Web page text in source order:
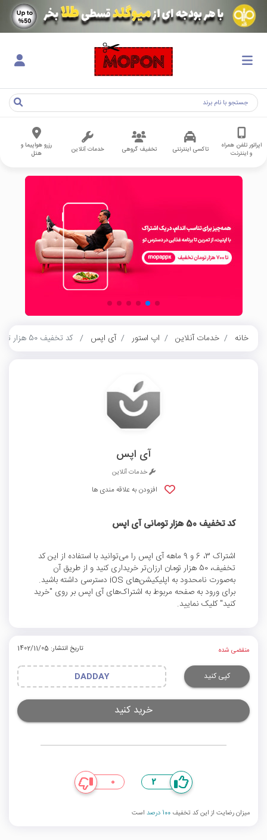
اپراتور تلفن همراه
و اینترنت
تاکسی اینترنتی تخفیف گروهی خدمات آنلاین
رزرو هواپیما و
هتل
خانه خدمات آنلاین اپ استور آی اپس کد تخفیف 50 هزار تومانی آی اپس
آی اپس
خدمات آنلاین
افزودن به علاقه مندی ها
کد تخفیف 50 هزار تومانی آی اپس
اشتراک 3، 6 و 9 ماهه آی اپس را می‌توانید با استفاده از این کد
تخفیف، 50 هزار تومان ارزان‌تر خریداری کنید و از طریق آن
به‌صورت نامحدود به اپلیکیشن‌های iOS دسترسی داشته باشید.
برای ورود به صفحه مربوط به اشتراک‌های آی اپس بر روی "خرید
کنید" کلیک نمایید.
منقضی شده تاریخ انتشار: 1402/11/05
کپی کنید DADDAY
خرید کنید
2
0
میزان رضایت از این کد تخفیف 100 درصد است